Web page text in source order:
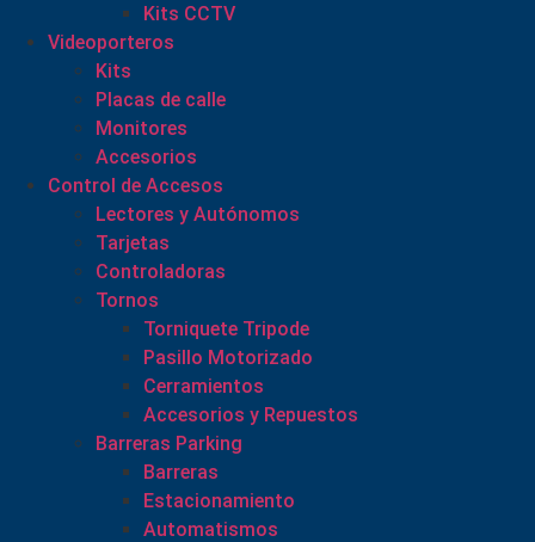
Kits CCTV
Videoporteros
Kits
Placas de calle
Monitores
Accesorios
Control de Accesos
Lectores y Autónomos
Tarjetas
Controladoras
Tornos
Torniquete Tripode
Pasillo Motorizado
Cerramientos
Accesorios y Repuestos
Barreras Parking
Barreras
Estacionamiento
Automatismos